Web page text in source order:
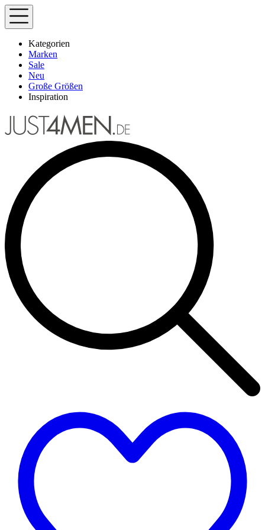
Kategorien
Marken
Sale
Neu
Große Größen
Inspiration